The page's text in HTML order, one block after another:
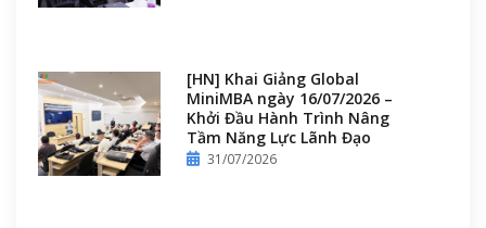
[HN] Khai Giảng Global
MiniMBA ngày 16/07/2026 –
Khởi Đầu Hành Trình Nâng
Tầm Năng Lực Lãnh Đạo
31/07/2026